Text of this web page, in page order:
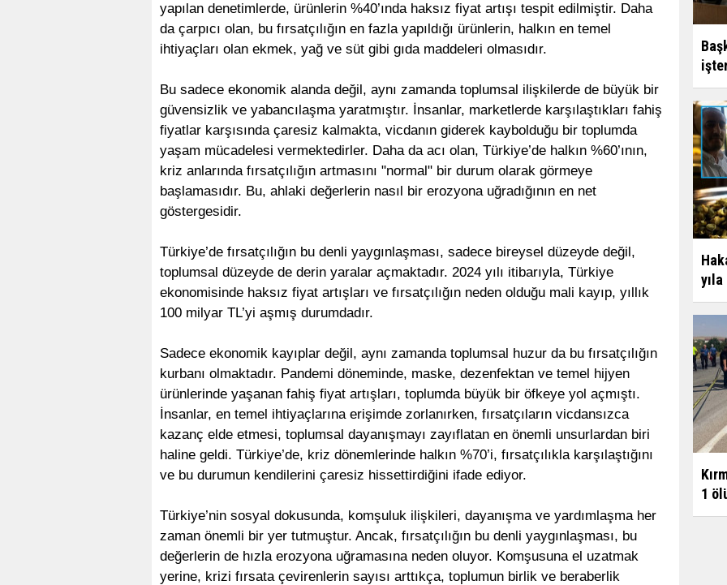
yapılan denetimlerde, ürünlerin %40’ında haksız fiyat artışı tespit edilmiştir. Daha
da çarpıcı olan, bu fırsatçılığın en fazla yapıldığı ürünlerin, halkın en temel
ihtiyaçları olan ekmek, yağ ve süt gibi gıda maddeleri olmasıdır.
Bu sadece ekonomik alanda değil, aynı zamanda toplumsal ilişkilerde de büyük bir
güvensizlik ve yabancılaşma yaratmıştır. İnsanlar, marketlerde karşılaştıkları fahiş
fiyatlar karşısında çaresiz kalmakta, vicdanın giderek kaybolduğu bir toplumda
yaşam mücadelesi vermektedirler. Daha da acı olan, Türkiye’de halkın %60’ının,
kriz anlarında fırsatçılığın artmasını "normal" bir durum olarak görmeye
başlamasıdır. Bu, ahlaki değerlerin nasıl bir erozyona uğradığının en net
göstergesidir.
Türkiye’de fırsatçılığın bu denli yaygınlaşması, sadece bireysel düzeyde değil,
toplumsal düzeyde de derin yaralar açmaktadır. 2024 yılı itibarıyla, Türkiye
ekonomisinde haksız fiyat artışları ve fırsatçılığın neden olduğu mali kayıp, yıllık
100 milyar TL’yi aşmış durumdadır.
Sadece ekonomik kayıplar değil, aynı zamanda toplumsal huzur da bu fırsatçılığın
kurbanı olmaktadır. Pandemi döneminde, maske, dezenfektan ve temel hijyen
ürünlerinde yaşanan fahiş fiyat artışları, toplumda büyük bir öfkeye yol açmıştı.
İnsanlar, en temel ihtiyaçlarına erişimde zorlanırken, fırsatçıların vicdansızca
kazanç elde etmesi, toplumsal dayanışmayı zayıflatan en önemli unsurlardan biri
haline geldi. Türkiye’de, kriz dönemlerinde halkın %70’i, fırsatçılıkla karşılaştığını
ve bu durumun kendilerini çaresiz hissettirdiğini ifade ediyor.
Türkiye’nin sosyal dokusunda, komşuluk ilişkileri, dayanışma ve yardımlaşma her
zaman önemli bir yer tutmuştur. Ancak, fırsatçılığın bu denli yaygınlaşması, bu
değerlerin de hızla erozyona uğramasına neden oluyor. Komşusuna el uzatmak
yerine, krizi fırsata çevirenlerin sayısı arttıkça, toplumun birlik ve beraberlik
1